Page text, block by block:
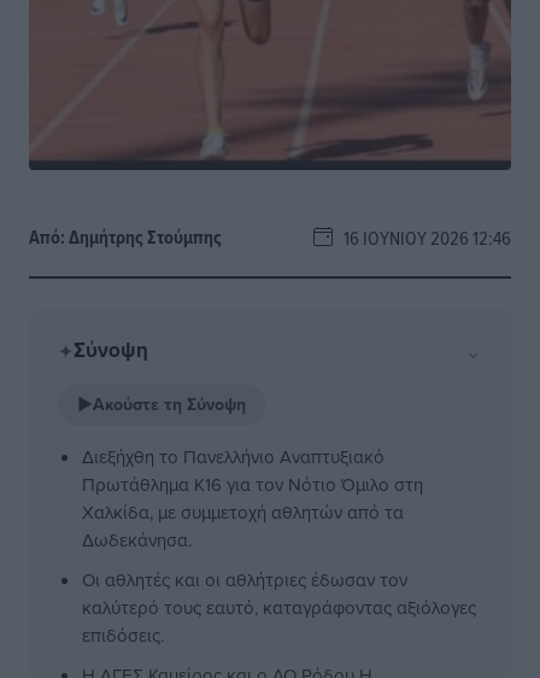
Από:Δημήτρης Στούμπης 16 ΙΟΥΝΊΟΥ 2026 12:46
✦Σύνοψη ⌄
▶Ακούστε τη Σύνοψη
Διεξήχθη το Πανελλήνιο Αναπτυξιακό
Πρωτάθλημα Κ16 για τον Νότιο Όμιλο στη
Χαλκίδα, με συμμετοχή αθλητών από τα
Δωδεκάνησα.
Οι αθλητές και οι αθλήτριες έδωσαν τον
καλύτερό τους εαυτό, καταγράφοντας αξιόλογες
επιδόσεις.